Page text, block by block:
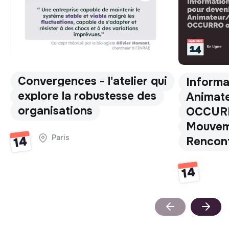
Convergences - l'atelier qui
explore la robustesse des
organisations
14 Paris
14